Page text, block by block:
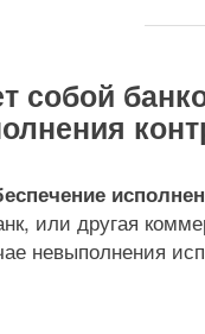
собой
или другая
невыполнения